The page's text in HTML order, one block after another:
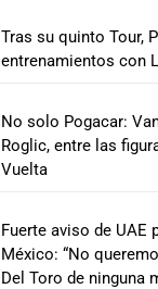
Tras su quinto Tour,
entrenamientos con
No solo Pogacar:
Roglic, entre las
Vuelta
Fuerte aviso de UAE
México: “No
Del Toro de ninguna